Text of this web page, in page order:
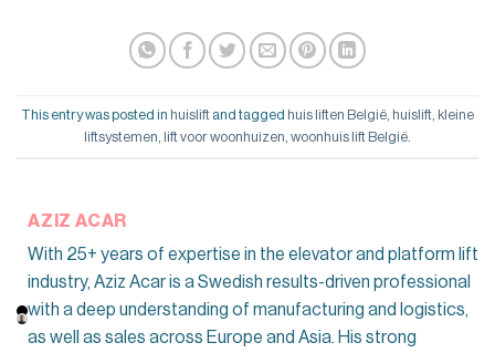
This entry was posted in huislift and tagged huis liften België huislift kleine
liftsystemen
lift voor woonhuizen woonhuis lift België
AZIZ ACAR
With 25+ years of expertise in the elevator and platform lift
industry, Aziz Acar is a Swedish results-driven professional
with a deep understanding of manufacturing and logistics,
as well as sales across Europe and Asia. His strong